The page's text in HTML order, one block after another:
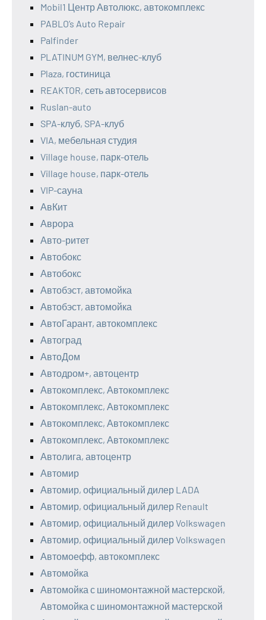
Mobil1 Центр Автолюкс, автокомплекс
PABLO’s Auto Repair
Palfinder
PLATINUM GYM, велнес-клуб
Plaza, гостиница
REAKTOR, сеть автосервисов
Ruslan-auto
SPA-клуб, SPA-клуб
VIA, мебельная студия
Village house, парк-отель
Village house, парк-отель
VIP-сауна
АвКит
Аврора
Авто-ритет
Автобокс
Автобокс
Автобэст, автомойка
Автобэст, автомойка
АвтоГарант, автокомплекс
Автоград
АвтоДом
Автодром+, автоцентр
Автокомплекс, Автокомплекс
Автокомплекс, Автокомплекс
Автокомплекс, Автокомплекс
Автокомплекс, Автокомплекс
Автолига, автоцентр
Автомир
Автомир, официальный дилер LADA
Автомир, официальный дилер Renault
Автомир, официальный дилер Volkswagen
Автомир, официальный дилер Volkswagen
Автомоефф, автокомплекс
Автомойка
Автомойка с шиномонтажной мастерской,
Автомойка с шиномонтажной мастерской